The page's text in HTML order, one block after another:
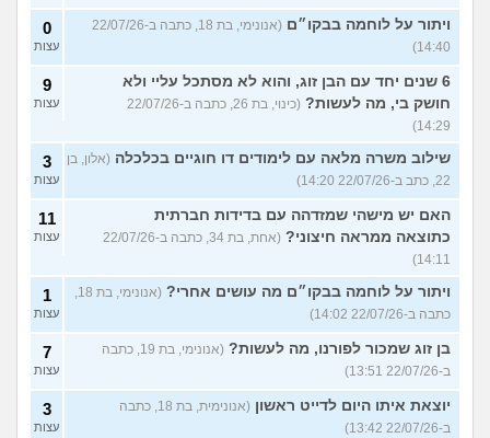
ויתור על לוחמה בבקו״ם
(אנונימי, בת 18, כתבה ב-22/07/26
14:40)
0
עצות
6 שנים יחד עם הבן זוג, והוא לא מסתכל עליי ולא
חושק בי, מה לעשות?
(כינוי, בת 26, כתבה ב-22/07/26
14:29)
9
עצות
שילוב משרה מלאה עם לימודים דו חוגיים בכלכלה (אלון, בן
22, כתב ב-22/07/26 14:20)
3
עצות
האם יש מישהי שמזדהה עם בדידות חברתית
כתוצאה ממראה חיצוני?
(אחת, בת 34, כתבה ב-22/07/26
14:11)
11
עצות
ויתור על לוחמה בבקו״ם מה עושים אחרי?
(אנונימי, בת 18,
כתבה ב-22/07/26 14:02)
1
עצות
בן זוג שמכור לפורנו, מה לעשות?
(אנונימי, בת 19, כתבה
ב-22/07/26 13:51)
7
עצות
יוצאת איתו היום לדייט ראשון
(אנונימית, בת 18, כתבה
ב-22/07/26 13:42)
3
עצות